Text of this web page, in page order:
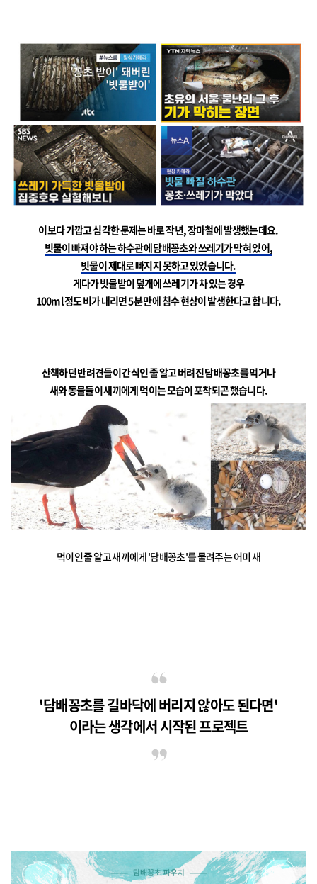
이보다 가깝고 심각한 문제는 바로 작년, 장마철에 발생했는데요.
빗물이 빠져야 하는 하수관에 담배꽁초와 쓰레기가 막혀 있어,
빗물이 제대로 빠지지 못하고 있었습니다.
게다가 빗물받이 덮개에 쓰레기가 차 있는 경우
100ml 정도 비가 내리면 5분 만에 침수 현상이 발생한다고 합니다.
산책하던 반려견들이 간식인 줄 알고 버려진 담배꽁초를 먹거나
새와 동물들이 새끼에게 먹이는 모습이 포착되곤 했습니다.
먹이인 줄 알고 새끼에게 '담배꽁초'를 물려주는 어미 새
'담배꽁초를 길바닥에 버리지 않아도 된다면'
이라는 생각에서 시작된 프로젝트